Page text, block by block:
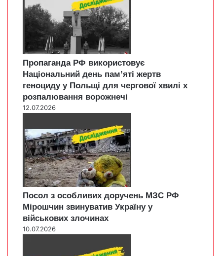
Пропаганда РФ використовує
Національний день пам’яті жертв
геноциду у Польщі для чергової хвилі х
розпалювання ворожнечі
12.07.2026
Посол з особливих доручень МЗС РФ
Мірошчин звинуватив Україну у
військових злочинах
10.07.2026